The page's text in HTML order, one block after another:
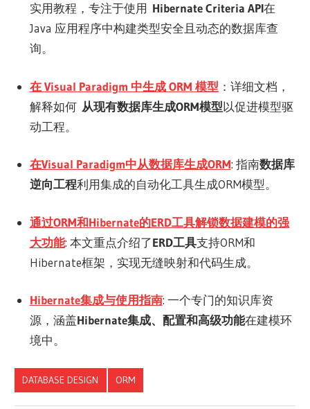
实用教程，专注于使用 Hibernate Criteria API在
Java 应用程序中构建类型安全且动态的数据库查
询。
在 Visual Paradigm 中生成 ORM 模型 ：详细文档，
解释如何 从现有数据库生成ORM模型以促进模型驱
动工程。
在Visual Paradigm中从数据库生成ORM: 指南数据库
逆向工程利用集成的自动化工具生成ORM模型。
通过ORM和Hibernate的ERD工具解锁数据建模的强
大功能: 本文重点介绍了ERD工具支持ORM和
Hibernate框架，实现无缝映射和代码生成。
Hibernate集成与使用指南: 一个专门的知识库资
源，涵盖Hibernate集成、配置和高级功能在建模环
境中。
DATABASE DESIGN ORM